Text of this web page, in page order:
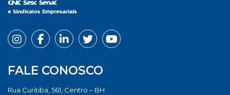
FALE CONOSCO
Rua Curitiba, 561, Centro – BH